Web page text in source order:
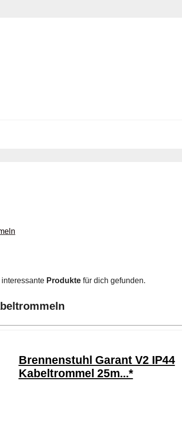
Produkte für dich gefunden.
Brennenstuhl Garant V2 IP44
Kabeltrommel 25m...*